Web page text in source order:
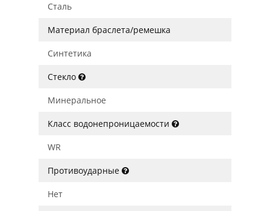
Сталь
Материал браслета/ремешка
Синтетика
Стекло
Минеральное
Класс водонепроницаемости
WR
Противоударные
Нет